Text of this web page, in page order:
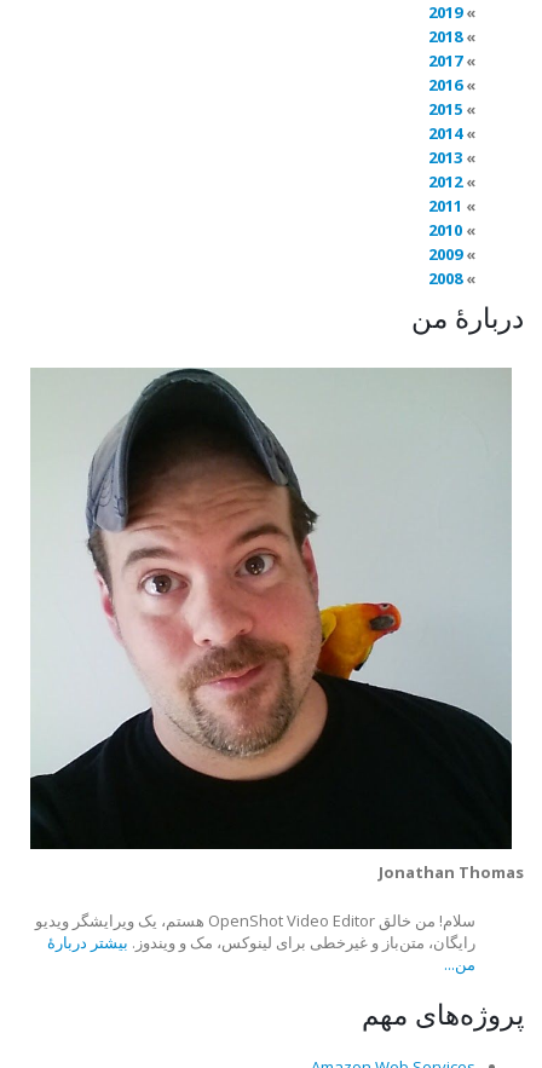
2019
2018
2017
2016
2015
2014
2013
2012
2011
2010
2009
2008
دربارهٔ من
Jonathan Thomas
سلام! من خالق OpenShot Video Editor هستم، یک ویرایشگر ویدیو
رایگان، متن‌باز و غیرخطی برای لینوکس، مک و ویندوز. بیشتر دربارهٔ
من...
پروژه‌های مهم